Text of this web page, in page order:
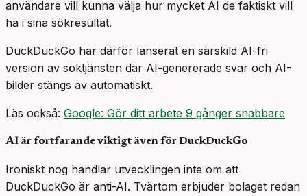
användare vill kunna välja hur mycket AI de faktiskt vill
ha i sina sökresultat.
DuckDuckGo har därför lanserat en särskild AI-fri
version av söktjänsten där AI-genererade svar och AI-
bilder stängs av automatiskt.
Läs också: Google: Gör ditt arbete 9 gånger snabbare
AI är fortfarande viktigt även för DuckDuckGo
Ironiskt nog handlar utvecklingen inte om att
DuckDuckGo är anti-AI. Tvärtom erbjuder bolaget redan